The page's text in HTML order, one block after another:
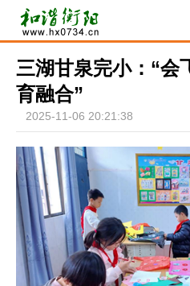
三湖甘泉完小：“会
育融合”
2025-11-06 20:21:38